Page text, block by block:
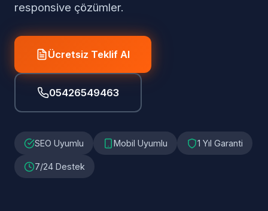
responsive çözümler.
Ücretsiz Teklif Al
05426549463
SEO Uyumlu Mobil Uyumlu 1 Yıl Garanti
7/24 Destek